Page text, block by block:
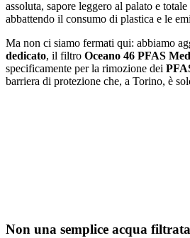
assoluta, sapore leggero al palato e
abbattendo il consumo di plastica e le
Ma non ci siamo fermati qui: abbiamo
dedicato, il filtro Oceano 46 PFAS
specificamente per la rimozione dei
barriera di protezione che, a Torino, è
Non una semplice acqua